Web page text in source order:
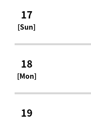
17
[Sun]
18
[Mon]
19